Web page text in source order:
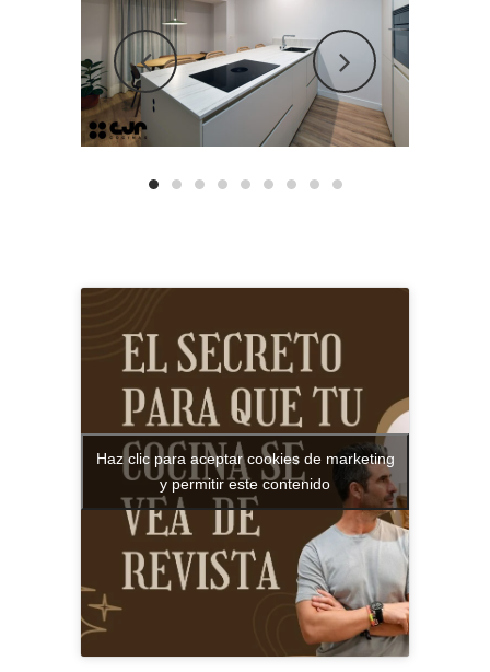
Haz clic para aceptar cookies de marketing
y permitir este contenido